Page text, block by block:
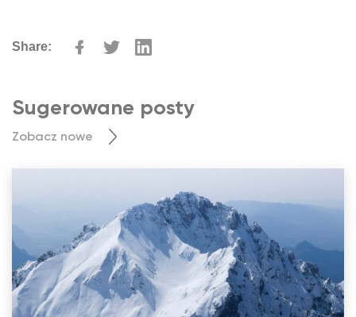
Share:
Sugerowane posty
Zobacz nowe